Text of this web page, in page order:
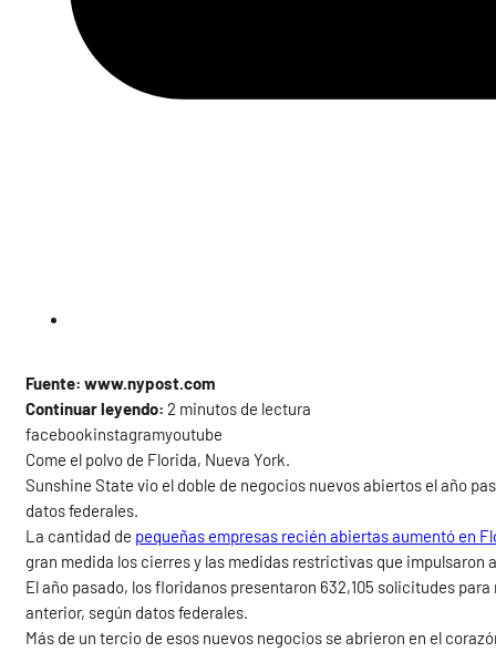
Fuente: www.nypost.com
Continuar leyendo: 2 minutos de lectura
facebookinstagramyoutube
Come el polvo de Florida, Nueva York.
Sunshine State vio el doble de negocios nuevos abiertos el año
datos federales.
La cantidad de pequeñas empresas recién abiertas aumentó en
gran medida los cierres y las medidas restrictivas que impulsaron
El año pasado, los floridanos presentaron 632,105 solicitudes
anterior, según datos federales.
Más de un tercio de esos nuevos negocios se abrieron en el